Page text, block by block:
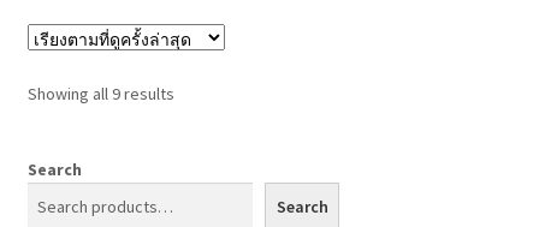
Showing all 9 resultsSorted
Search
Search